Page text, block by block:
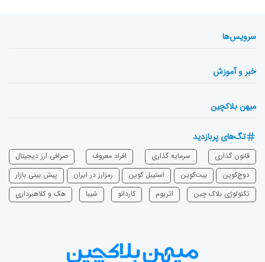
سرویس‌ها
خبر و آموزش
میهن بلاکچین
تگ‌های پربازدید
قانون گذاری سرمایه‌ گذاری افراد معروف
صرافی ارز دیجیتال
دوج‌کوین
بیت‌کوین استیبل کوین رمزارز در ایران
پیش بینی بازار
تکنولوژی بلاک چین
اتریوم ‌کاردانو شیبا هک و کلاهبرداری